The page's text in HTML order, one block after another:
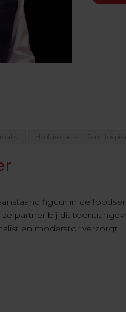
Hoofdredacteur Food
figuur in de
ze partner bij dit
en moderator verzorgt...